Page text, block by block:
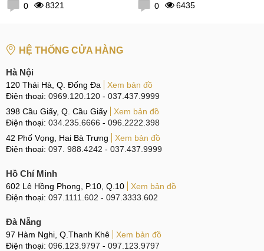
0
8321
0
6435
HỆ THỐNG CỬA HÀNG
Hà Nội
120 Thái Hà, Q. Đống Đa
Xem bản đồ
Điện thoại: 0969.120.120 - 037.437.9999
398 Cầu Giấy, Q. Cầu Giấy
Xem bản đồ
Điện thoại: 034.235.6666 - 096.2222.398
42 Phố Vọng, Hai Bà Trưng
Xem bản đồ
Điện thoại: 097. 988.4242 - 037.437.9999
Hồ Chí Minh
602 Lê Hồng Phong, P.10, Q.10
Xem bản đồ
Điện thoại: 097.1111.602 - 097.3333.602
Đà Nẵng
97 Hàm Nghi, Q.Thanh Khê
Xem bản đồ
Điện thoại: 096.123.9797 - 097.123.9797